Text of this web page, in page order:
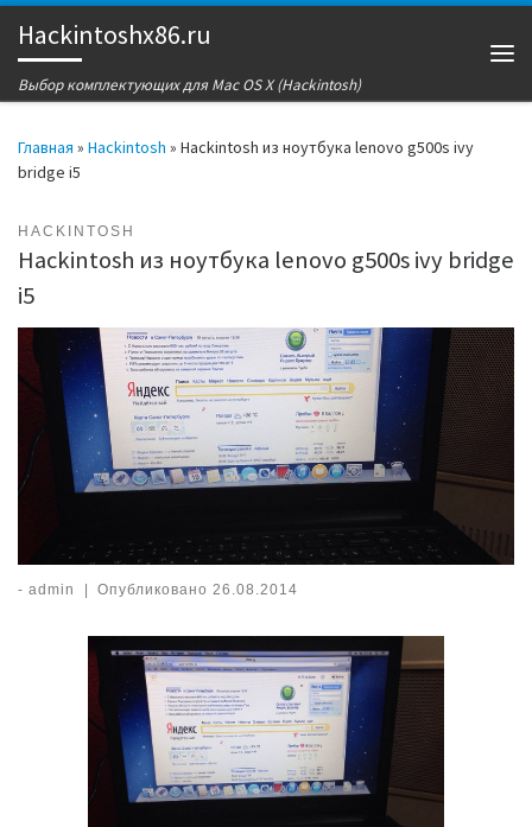
Перейти к содержимому
Hackintoshx86.ru
Выбор комплектующих для Mac OS X (Hackintosh)
Главная » Hackintosh » Hackintosh из ноутбука lenovo g500s ivy
bridge i5
HACKINTOSH
Hackintosh из ноутбука lenovo g500s ivy bridge
i5
- admin Опубликовано26.08.2014